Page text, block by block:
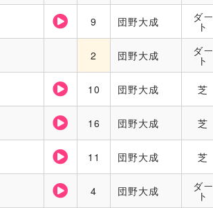
9 団野大成 ダー
ト
2 団野大成 ダー
ト
10 団野大成 芝
16 団野大成 芝
11 団野大成 芝
4 団野大成 ダー
ト